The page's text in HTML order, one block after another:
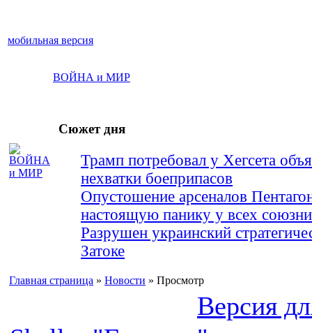
мобильная версия
ВОЙНА и МИР
Сюжет дня
Трамп потребовал у Хегсета
нехватки боеприпасов
Опустошение арсеналов
настоящую панику у всех
Разрушен украинский
Затоке
Главная страница » Новости » Просмотр
Версия